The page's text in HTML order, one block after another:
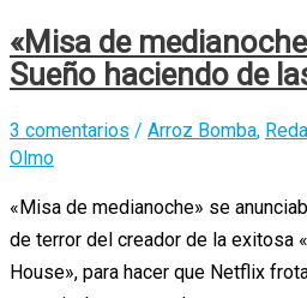
«Misa de
Sueño haciendo de
3 comentarios / Arroz Bomba,
Olmo
«Misa de medianoche» se
de terror del creador de la exitosa
House», para hacer que Netflix